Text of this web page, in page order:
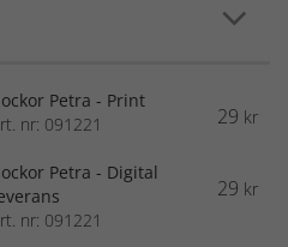
Petra - Print
nr: 091221
29 kr
Petra - Digital
nr: 091221
29 kr